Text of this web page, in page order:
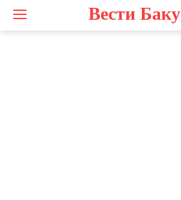
Вести Баку